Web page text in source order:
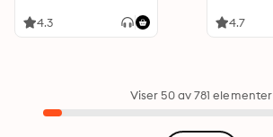
4.3 4.7
Viser 50 av 781 elementer